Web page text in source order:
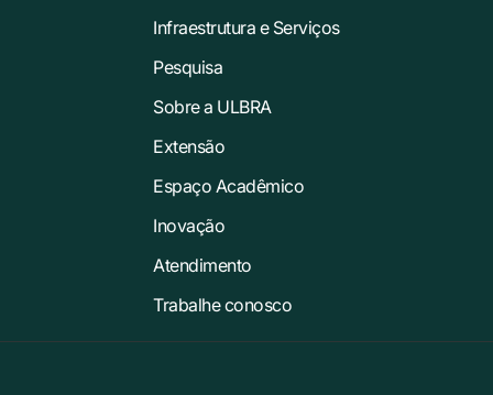
Infraestrutura e Serviços
Pesquisa
Sobre a ULBRA
Extensão
Espaço Acadêmico
Inovação
Atendimento
Trabalhe conosco